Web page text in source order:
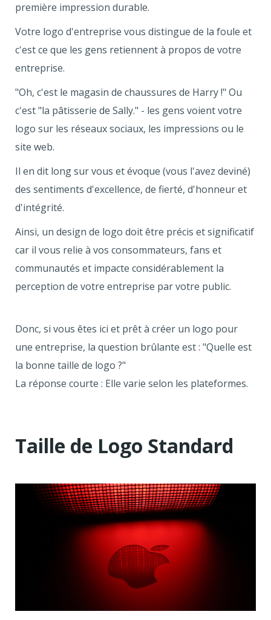
première impression durable.
Votre logo d'entreprise vous distingue de la foule et
c'est ce que les gens retiennent à propos de votre
entreprise.
"Oh, c'est le magasin de chaussures de Harry !" Ou
c'est "la pâtisserie de Sally." - les gens voient votre
logo sur les réseaux sociaux, les impressions ou le
site web.
Il en dit long sur vous et évoque (vous l'avez deviné)
des sentiments d'excellence, de fierté, d'honneur et
d'intégrité.
Ainsi, un design de logo doit être précis et significatif
car il vous relie à vos consommateurs, fans et
communautés et impacte considérablement la
perception de votre entreprise par votre public.
Donc, si vous êtes ici et prêt à créer un logo pour
une entreprise, la question brûlante est : "Quelle est
la bonne taille de logo ?"
La réponse courte : Elle varie selon les plateformes.
Taille de Logo Standard